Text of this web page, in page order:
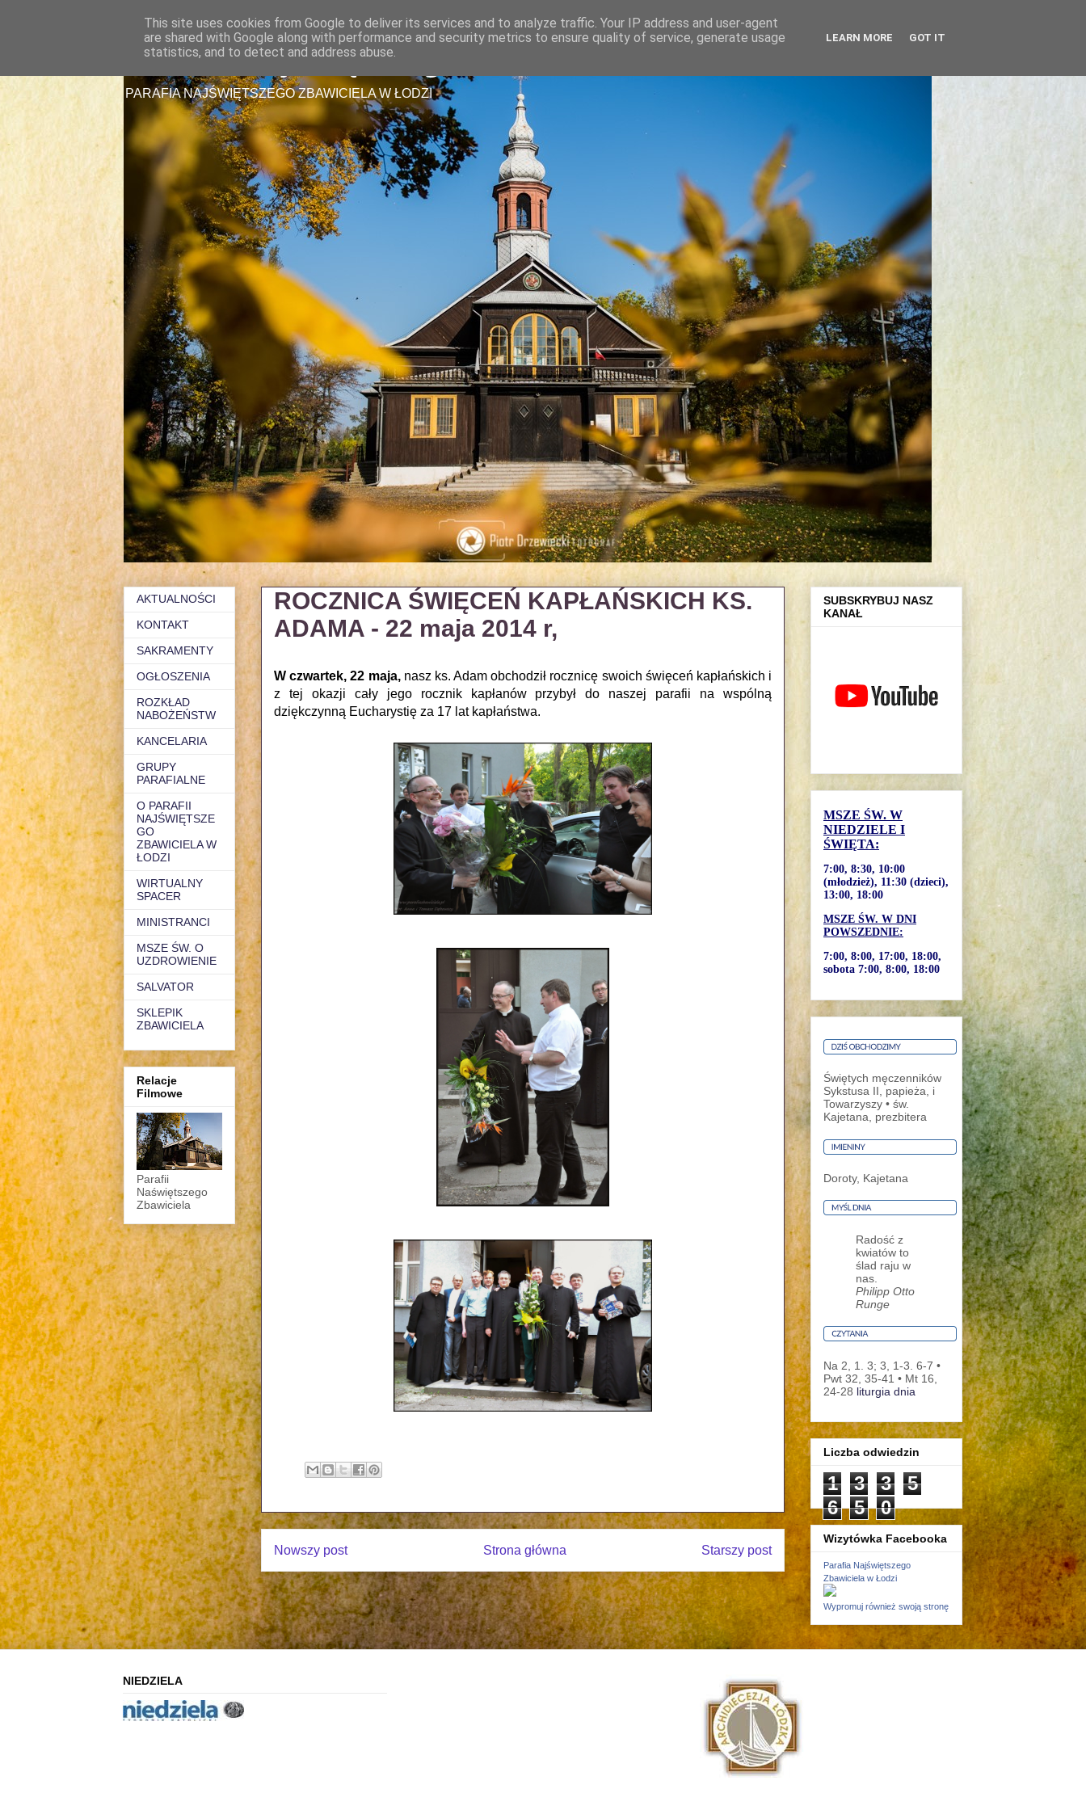
Parafia Najświętszego Zbawiciela
PARAFIA NAJŚWIĘTSZEGO ZBAWICIELA W ŁODZI
ROCZNICA ŚWIĘCEŃ KAPŁAŃSKICH KS.
ADAMA - 22 maja 2014 r,
W czwartek, 22 maja,nasz ks. Adam obchodził rocznicę swoich święceń kapłańskich i
z tej okazji cały jego rocznik kapłanów przybył do naszej parafii na wspólną
dziękczynną Eucharystię za 17 lat kapłaństwa.
Nowszy post Starszy post
Strona główna
AKTUALNOŚCI
KONTAKT
SAKRAMENTY
OGŁOSZENIA
ROZKŁAD
NABOŻEŃSTW
KANCELARIA
GRUPY
PARAFIALNE
O PARAFII
NAJŚWIĘTSZE
GO
ZBAWICIELA W
ŁODZI
WIRTUALNY
SPACER
MINISTRANCI
MSZE ŚW. O
UZDROWIENIE
SALVATOR
SKLEPIK
ZBAWICIELA
Relacje
Filmowe
Parafii
Naświętszego
Zbawiciela
SUBSKRYBUJ NASZ
KANAŁ
MSZE ŚW. W
NIEDZIELE I
ŚWIĘTA:
7:00, 8:30, 10:00
(młodzież), 11:30 (dzieci),
13:00, 18:00
MSZE ŚW. W DNI
POWSZEDNIE:
7:00, 8:00, 17:00, 18:00,
sobota 7:00, 8:00, 18:00
Świętych męczenników
Sykstusa II, papieża, i
Towarzyszy • św.
Kajetana, prezbitera
Doroty, Kajetana
Radość z
kwiatów to
ślad raju w
nas.
Philipp Otto
Runge
Na 2, 1. 3; 3, 1-3. 6-7 •
Pwt 32, 35-41 • Mt 16,
24-28 liturgia dnia
Liczba odwiedzin
1 3 3
5
6
5 0
Wizytówka Facebooka
Parafia Najświętszego
Zbawiciela w Łodzi
Wypromuj również swoją stronę
NIEDZIELA
This site uses cookies from Google to deliver its services and to analyze traffic. Your IP address and user-agent
are shared with Google along with performance and security metrics to ensure quality of service, generate usage
statistics, and to detect and address abuse.
LEARN MORE GOT IT